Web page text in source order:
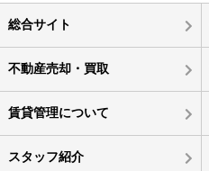
総合サイト
不動産売却・買取
賃貸管理について
スタッフ紹介